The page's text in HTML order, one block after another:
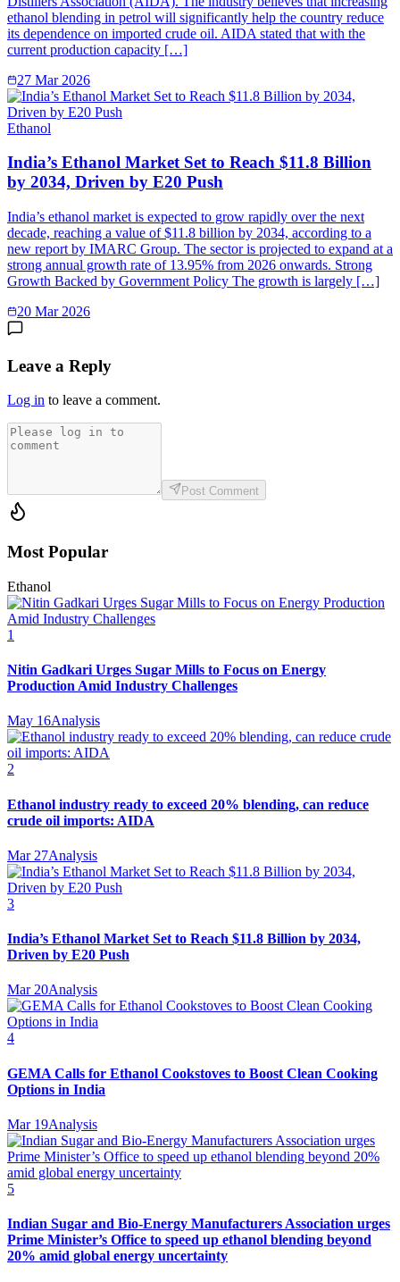
ethanol blending in petrol will significantly help the country reduce
its dependence on imported crude oil. AIDA stated that with the
current production capacity […]
27 Mar 2026
Ethanol
India’s Ethanol Market Set to Reach $11.8 Billion
by 2034, Driven by E20 Push
India’s ethanol market is expected to grow rapidly over the next
decade, reaching a value of $11.8 billion by 2034, according to a
new report by IMARC Group. The sector is projected to expand at a
strong annual growth rate of 13.95% from 2026 onwards. Strong
Growth Backed by Government Policy The growth is largely […]
20 Mar 2026
Leave a Reply
Log in to leave a comment.
Post Comment
Most Popular
Ethanol
1
Nitin Gadkari Urges Sugar Mills to Focus on Energy
Production Amid Industry Challenges
May 16Analysis
2
Ethanol industry ready to exceed 20% blending, can reduce
crude oil imports: AIDA
Mar 27Analysis
3
India’s Ethanol Market Set to Reach $11.8 Billion by 2034,
Driven by E20 Push
Mar 20Analysis
4
GEMA Calls for Ethanol Cookstoves to Boost Clean Cooking
Options in India
Mar 19Analysis
5
Indian Sugar and Bio‑Energy Manufacturers Association urges
Prime Minister’s Office to speed up ethanol blending beyond
20% amid global energy uncertainty